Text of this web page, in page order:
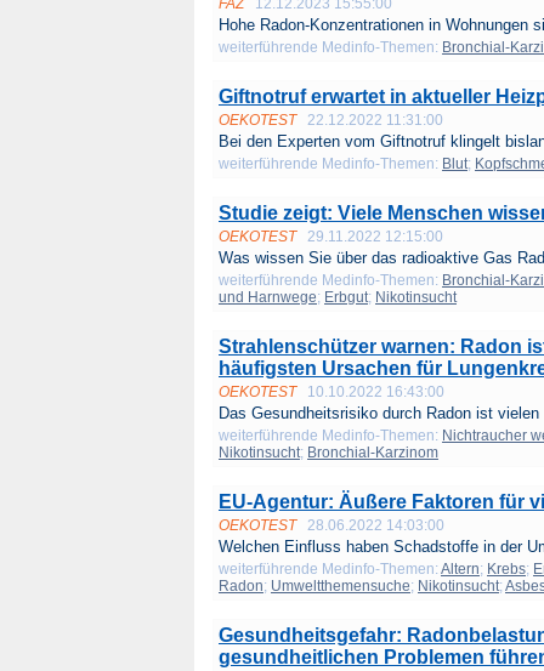
FAZ 12.12.2023 15:55:00
Hohe Radon-Konzentrationen in Wohnungen
weiterführende Medinfo-Themen: Bronchial-
Giftnotruf erwartet in aktueller
OEKOTEST 22.12.2022 11:31:00
Bei den Experten vom Giftnotruf klingelt
weiterführende Medinfo-Themen: Blut;
Studie zeigt: Viele Menschen
OEKOTEST 29.11.2022 12:15:00
Was wissen Sie über das radioaktive Gas
weiterführende Medinfo-Themen: Bronchial-
und Harnwege; Erbgut; Nikotinsucht
Strahlenschützer warnen: Radon
häufigsten Ursachen für
OEKOTEST 10.10.2022 16:43:00
Das Gesundheitsrisiko durch Radon ist
weiterführende Medinfo-Themen: Nichtraucher
Nikotinsucht; Bronchial-Karzinom
EU-Agentur: Äußere Faktoren für
OEKOTEST 28.06.2022 14:03:00
Welchen Einfluss haben Schadstoffe in der
weiterführende Medinfo-Themen: Altern; Krebs;
Radon; Umweltthemensuche; Nikotinsucht;
Gesundheitsgefahr:
gesundheitlichen Problemen